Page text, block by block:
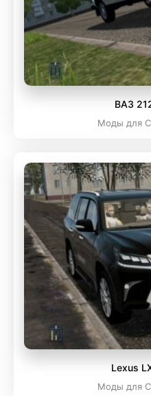
ВАЗ
Моды для
Lexus
Моды для